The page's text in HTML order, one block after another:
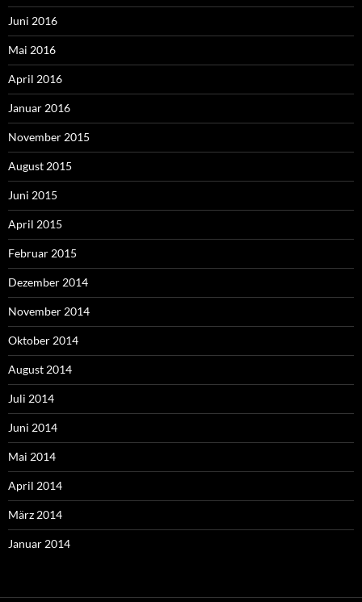
Juni 2016
Mai 2016
April 2016
Januar 2016
November 2015
August 2015
Juni 2015
April 2015
Februar 2015
Dezember 2014
November 2014
Oktober 2014
August 2014
Juli 2014
Juni 2014
Mai 2014
April 2014
März 2014
Januar 2014